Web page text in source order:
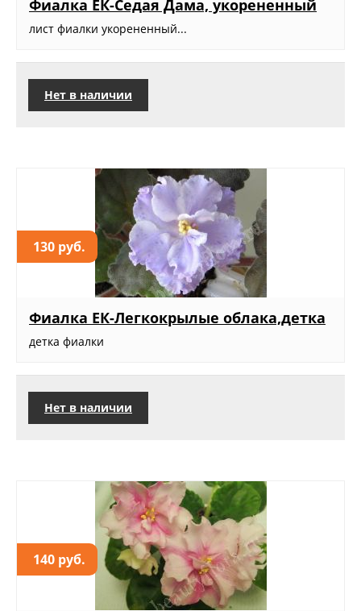
Фиалка ЕК-Седая Дама, укорененный
лист фиалки укорененный...
Нет в наличии
130 руб.
Фиалка ЕК-Легкокрылые облака,детка
детка фиалки
Нет в наличии
140 руб.